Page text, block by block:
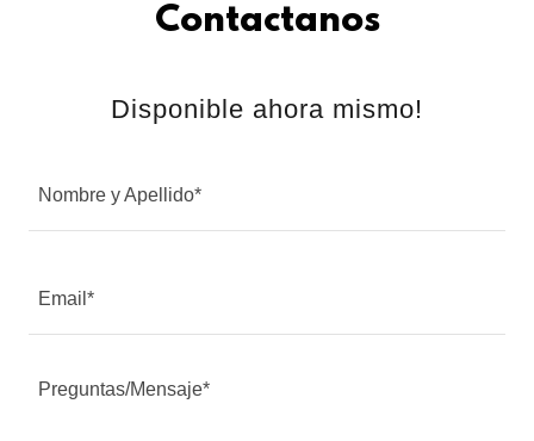
Contactanos
Disponible ahora mismo!
Nombre y Apellido*
Email*